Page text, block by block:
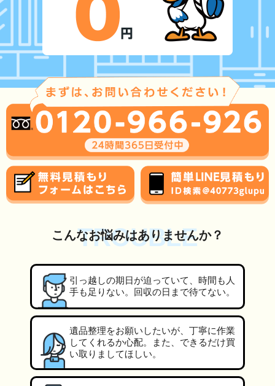
TROUBLE
こんなお悩みはありませんか？
引っ越しの期日が迫っていて、時間も人
手も足りない。回収の日まで待てない。
遺品整理をお願いしたいが、丁寧に作業
してくれるか心配。また、できるだけ買
い取りましてほしい。